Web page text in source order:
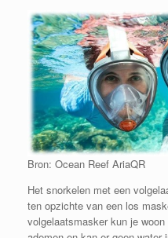
Bron: Ocean Reef AriaQR
Het snorkelen met een
ten opzichte van een los
volgelaatsmasker kun je